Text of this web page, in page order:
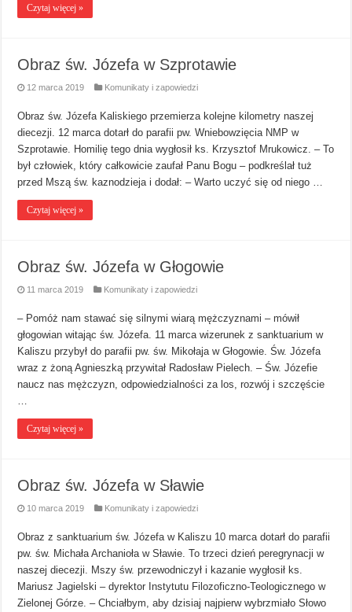
Czytaj więcej »
Obraz św. Józefa w Szprotawie
12 marca 2019 Komunikaty i zapowiedzi
Obraz św. Józefa Kaliskiego przemierza kolejne kilometry naszej
diecezji. 12 marca dotarł do parafii pw. Wniebowzięcia NMP w
Szprotawie. Homilię tego dnia wygłosił ks. Krzysztof Mrukowicz. – To
był człowiek, który całkowicie zaufał Panu Bogu – podkreślał tuż
przed Mszą św. kaznodzieja i dodał: – Warto uczyć się od niego …
Czytaj więcej »
Obraz św. Józefa w Głogowie
11 marca 2019 Komunikaty i zapowiedzi
– Pomóż nam stawać się silnymi wiarą mężczyznami – mówił
głogowian witając św. Józefa. 11 marca wizerunek z sanktuarium w
Kaliszu przybył do parafii pw. św. Mikołaja w Głogowie. Św. Józefa
wraz z żoną Agnieszką przywitał Radosław Pielech. – Św. Józefie
naucz nas mężczyzn, odpowiedzialności za los, rozwój i szczęście
Czytaj więcej »
Obraz św. Józefa w Sławie
10 marca 2019 Komunikaty i zapowiedzi
Obraz z sanktuarium św. Józefa w Kaliszu 10 marca dotarł do parafii
pw. św. Michała Archanioła w Sławie. To trzeci dzień peregrynacji w
naszej diecezji. Mszy św. przewodniczył i kazanie wygłosił ks.
Mariusz Jagielski – dyrektor Instytutu Filozoficzno-Teologicznego w
Zielonej Górze. – Chciałbym, aby dzisiaj najpierw wybrzmiało Słowo